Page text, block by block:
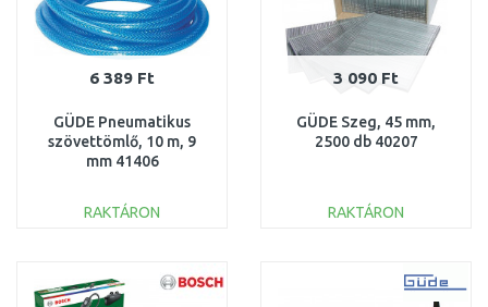
6 389 Ft
GÜDE Pneumatikus
szövettömlő, 10 m, 9
mm 41406
RAKTÁRON
Összehasonlítás
3 090 Ft
GÜDE Szeg, 45 mm,
2500 db 40207
RAKTÁRON
Összehasonlítás